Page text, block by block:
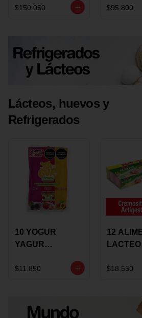
PIEZAS
$150.050 $95.800
Lácteos, huevos y
Refrigerados
10 YOGUR
YAGUR
150ML SURTIDO
$11.850
12
LACTEO
$18.550